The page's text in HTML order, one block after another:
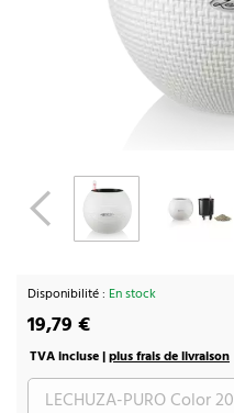
Disponibilité : En stock
19,79 €
TVA incluse |plus frais de livraison